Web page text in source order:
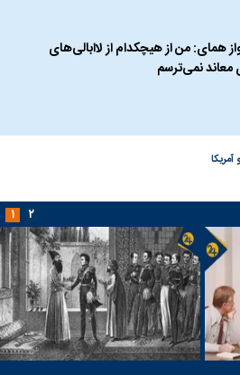
همای: من از هیچکدام از لاابالی‌های
نمی‌ترسم
۱ ۲